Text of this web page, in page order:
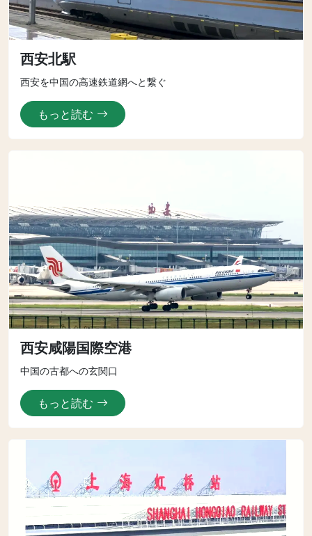
西安北駅
西安を中国の高速鉄道網へと繋ぐ
もっと読む
西安咸陽国際空港
中国の古都への玄関口
もっと読む